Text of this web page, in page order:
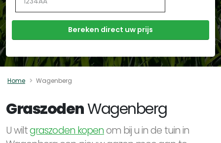
Home Wagenberg
GraszodenWagenberg
U wiltgraszoden kopenom bij u in de tuin in